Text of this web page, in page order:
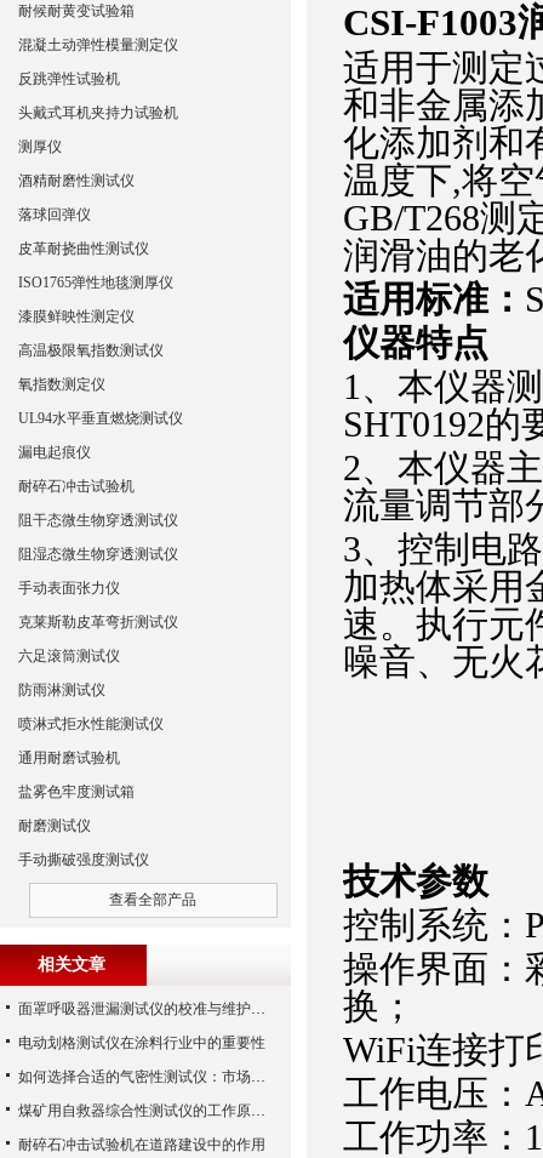
CSI-F1003
适用于测定
和非金属添
化添加剂和
温度下,将
GB/T268测
润滑油的老
适用标准：
仪器特点
1 、 本仪器
SHT0192的
2、 本仪器
流量调节部
3、 控制电
加热体采用
速。执行元
噪音、无火
技术参数
控制系统：
操作界面：
换；
WiFi连接打
工作电压：
工作功率：
耐候耐黄变试验箱
混凝土动弹性模量测定仪
反跳弹性试验机
头戴式耳机夹持力试验机
测厚仪
酒精耐磨性测试仪
落球回弹仪
皮革耐挠曲性测试仪
ISO1765弹性地毯测厚仪
漆膜鲜映性测定仪
高温极限氧指数测试仪
氧指数测定仪
UL94水平垂直燃烧测试仪
漏电起痕仪
耐碎石冲击试验机
阻干态微生物穿透测试仪
阻湿态微生物穿透测试仪
手动表面张力仪
克莱斯勒皮革弯折测试仪
六足滚筒测试仪
防雨淋测试仪
喷淋式拒水性能测试仪
通用耐磨试验机
盐雾色牢度测试箱
耐磨测试仪
手动撕破强度测试仪
查看全部产品
相关文章
面罩呼吸器泄漏测试仪的校准与维护技巧
电动划格测试仪在涂料行业中的重要性
如何选择合适的气密性测试仪：市场指南
煤矿用自救器综合性测试仪的工作原理与功能解析
耐碎石冲击试验机在道路建设中的作用